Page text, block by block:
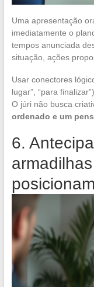
Uma apresentação
imediatamente o
tempos anunciada
situação, ações
Usar conectores
lugar”, “para
O júri não busca
ordenado e um
6.